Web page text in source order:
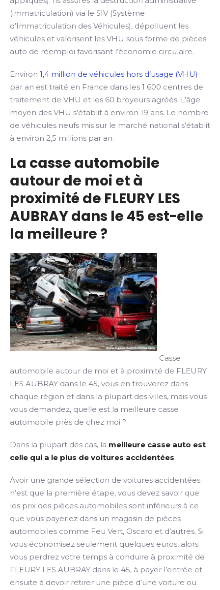
(immatriculation) via le SIV (Système
d’Immatriculation des Véhicules), dépolluent les
véhicules et valorisent les VHU sous forme de pièces
auto de réemploi favorisant l’économie circulaire.
Environ 1,4 million de véhicules hors d’usage (VHU)
par an est traité en France dans les 1 600 centres de
traitement de VHU et les 60 broyeurs agréés. L’âge
moyen des VHU s’établit à environ 19 ans. Le nombre
de véhicules neufs mis sur le marché national s’établit
à environ 2,5 millions par an.
La casse automobile
autour de moi et à
proximité de FLEURY LES
AUBRAY dans le 45 est-elle
la meilleure ?
Casse
automobile autour de moi et à proximité de FLEURY
LES AUBRAY dans le 45, vous en trouverez dans
chaque région et dans la plupart des villes, mais vous
vous demandez, quelle est la meilleure casse
automobile près de chez moi ?
Dans la plupart des cas, la meilleure casse auto est
celle qui a le plus de voitures accidentées.
Avoir une grande sélection de voitures accidentées
n’est que la première étape, vous devez savoir que
les prix des pièces automobiles sont inférieurs à ce
que vous payeriez dans un magasin de pièces
automobiles comme Feu Vert, Oscaro et d’autres. Si
vous économisez seulement quelques euros, alors
vous perdrez votre temps à conduire à proximité de
FLEURY LES AUBRAY dans le 45, à payer l’entrée et
ensuite à devoir retirer une pièce d’une voiture ou